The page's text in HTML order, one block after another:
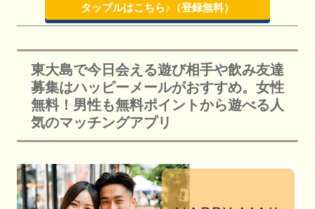
タップルはこちら♪（登録無料）
東大島で今日会える遊び相手や飲み友達
募集はハッピーメールがおすすめ。女性
無料！男性も無料ポイントから遊べる人
気のマッチングアプリ